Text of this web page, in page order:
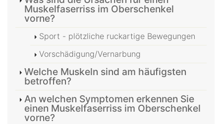
Muskelfaserriss im Oberschenkel
vorne?
Sport - plötzliche ruckartige Bewegungen
Vorschädigung/Vernarbung
Welche Muskeln sind am häufigsten
betroffen?
An welchen Symptomen erkennen Sie
einen Muskelfaserriss im Oberschenkel
vorne?